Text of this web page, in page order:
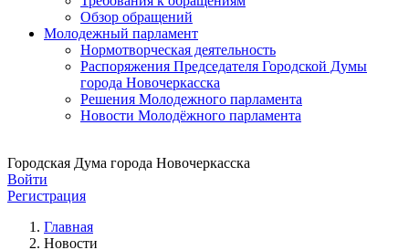
Обзор обращений
Молодежный парламент
Нормотворческая деятельность
Распоряжения Председателя Городской Думы
города Новочеркасска
Решения Молодежного парламента
Новости Молодёжного парламента
Городская Дума города Новочеркасска
Войти
Регистрация
Главная
Новости